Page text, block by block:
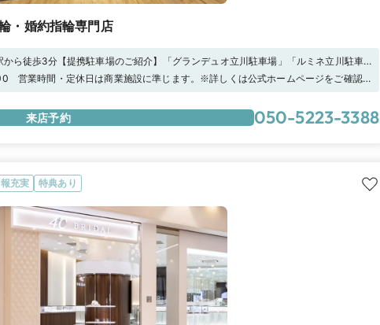
・婚約指輪専門店
ら徒歩3分【提携駐車場のご紹介】「グランデュオ立川駐車場」「ルミネ立川駐車
駐車券※お受け取りのお客様…1時間の無料駐車券詳細はショップまでお問い合わ
業時間・定休日は商業施設に準じます。※詳しくは公式ホームページをご確認く
来店予約 050-5223-3388
充実 特典あり